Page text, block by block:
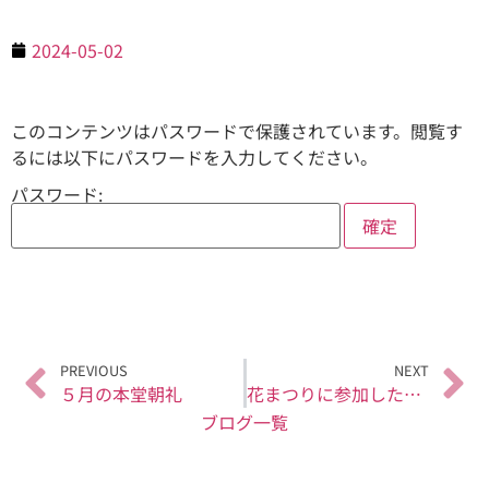
2024-05-02
このコンテンツはパスワードで保護されています。閲覧す
るには以下にパスワードを入力してください。
パスワード:
PREVIOUS
５月の本堂朝礼
NEXT
花まつりに参加したよ！（全園児）
ブログ一覧